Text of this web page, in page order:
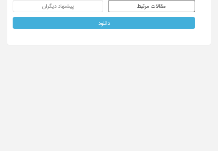
مقالات مرتبط پیشنهاد دیگران
دانلود